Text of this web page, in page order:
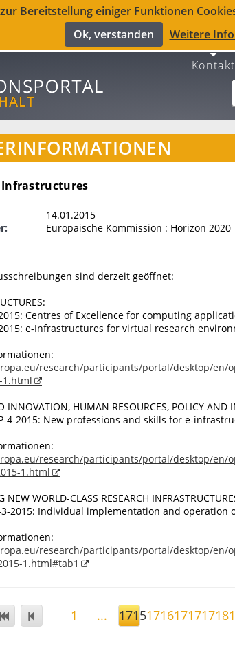
Bereitstellung einiger Funktionen
Ok, verstanden
Weitere
Kontakt
Infrastructures
14.01.2015
Europäische Kommission : Horizon 2020
sind derzeit geöffnet:
Centres of Excellence for computing
e-Infrastructures for virtual research
research/participants/portal/desktop/en/
1.html
INNOVATION, HUMAN RESOURCES, POLICY AND
4-2015: New professions and skills for e-
research/participants/portal/desktop/en/
1.html
NEW WORLD-CLASS RESEARCH
3-2015: Individual implementation and operation
research/participants/portal/desktop/en/
1.html#tab1
1 ... 1715171617171718